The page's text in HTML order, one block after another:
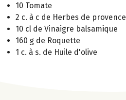
10 Tomate
2 c. à c de Herbes de provence
10 cl de Vinaigre balsamique
160 g de Roquette
1 c. à s. de Huile d'olive